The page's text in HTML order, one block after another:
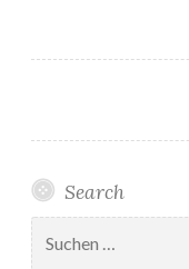
Search
nach: